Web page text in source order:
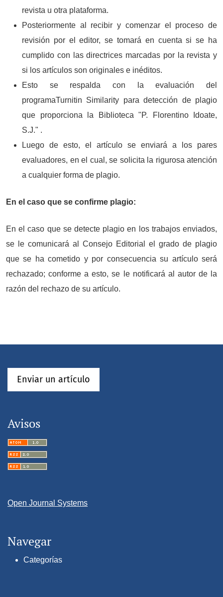
revista u otra plataforma.
Posteriormente al recibir y comenzar el proceso de
revisión por el editor, se tomará en cuenta si se ha
cumplido con las directrices marcadas por la revista y
si los artículos son originales e inéditos.
Esto se respalda con la evaluación del
programaTurnitin Similarity para detección de plagio
que proporciona la Biblioteca "P. Florentino Idoate,
S.J." .
Luego de esto, el artículo se enviará a los pares
evaluadores, en el cual, se solicita la rigurosa atención
a cualquier forma de plagio.
En el caso que se confirme plagio:
En el caso que se detecte plagio en los trabajos enviados,
se le comunicará al Consejo Editorial el grado de plagio
que se ha cometido y por consecuencia su artículo será
rechazado; conforme a esto, se le notificará al autor de la
razón del rechazo de su artículo.
Enviar un artículo
Avisos
Open Journal Systems
Navegar
Categorías